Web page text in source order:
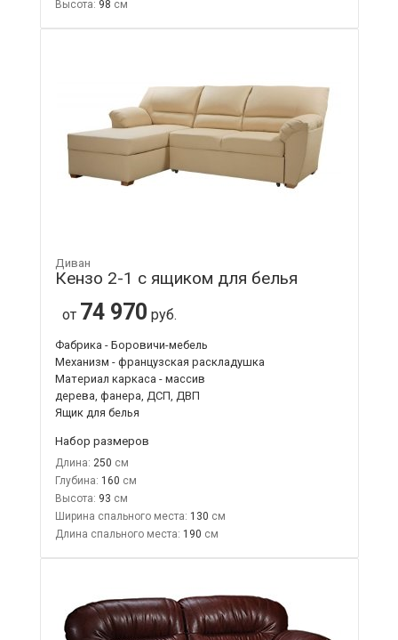
Высота: 98
Диван
Кензо 2-1 с ящиком для белья
от 74 970 руб.
Фабрика - Боровичи-мебель
Механизм - французская раскладушка
Материал каркаса - массив
дерева, фанера, ДСП, ДВП
Ящик для белья
Набор размеров
Длина: 250
Глубина: 160
Высота: 93
Ширина спального места: 130
Длина спального места: 190